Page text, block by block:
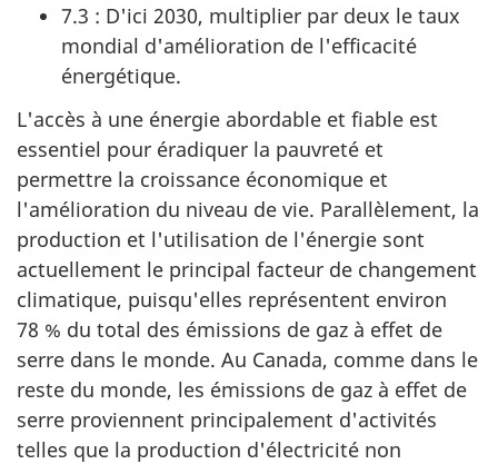
7.3 : D'ici 2030, multiplier par deux le taux
mondial d'amélioration de l'efficacité
énergétique.
L'accès à une énergie abordable et fiable est
essentiel pour éradiquer la pauvreté et
permettre la croissance économique et
l'amélioration du niveau de vie. Parallèlement, la
production et l'utilisation de l'énergie sont
actuellement le principal facteur de changement
climatique, puisqu'elles représentent environ
78 % du total des émissions de gaz à effet de
serre dans le monde. Au Canada, comme dans le
reste du monde, les émissions de gaz à effet de
serre proviennent principalement d'activités
telles que la production d'électricité non